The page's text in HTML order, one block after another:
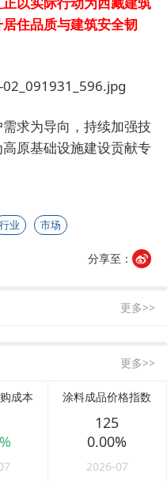
住品质与建筑安全韧
求为导向，持续加强技
原基础设施建设贡献专
行业 市场
分享至：
更多>>
更多>>
成本 涂料成品价格指数
125
0.00%
2026-07